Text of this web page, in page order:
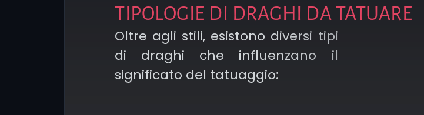
Se stai cercando idee per tatuaggi
con draghi, lasciati ispirare dalle
creazioni dei nostri artisti. Nelle
immagini che trovi qui sotto potrai
vedere come lo stesso soggetto
TIPOLOGIE DI DRAGHI DA TATUARE
Oltre agli stili, esistono diversi tipi
di draghi che influenzano il
significato del tatuaggio: